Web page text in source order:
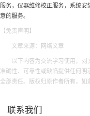
服务，仪器维修校正服务，系统
意的服务。
【免责声明】
文章来源：网络文章
以下内容为交流学习使用，
准确性、可靠性或缺陷提供任何
全部责任。版权归原作者所有，如
联系我们